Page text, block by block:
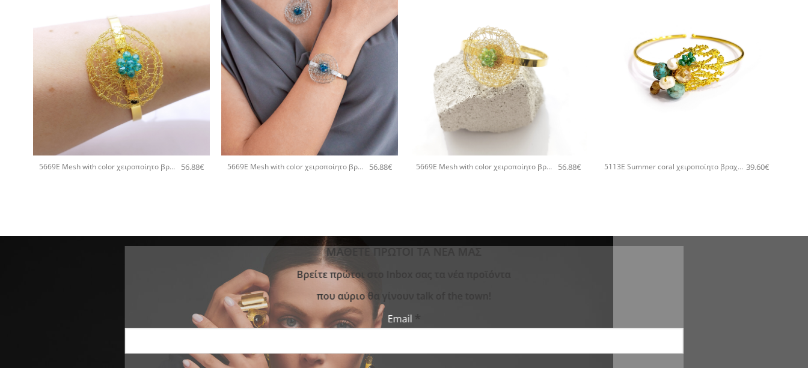
5669E Mesh with color χειροποίητο βραχιόλι Catherine bijoux Τυρκουάζ 56.88€ 5669E Mesh with color χειροποίητο βραχιόλι Catherine bijoux Σιέλ 56.88€ 5669E Mesh with color χειροποίητο βραχιόλι Catherine bijoux Πράσινο 56.88€ 5113E Summer coral χειροποίητο βραχιόλι Catherine bijoux Τυρκουάζ 39.60€
ΜΑΘΕΤΕ ΠΡΩΤΟΙ ΤΑ ΝΕΑ ΜΑΣ
Bρείτε πρώτοι στο Inbox σας τα νέα προϊόντα
που αύριο θα γίνουν talk of the town!
Email